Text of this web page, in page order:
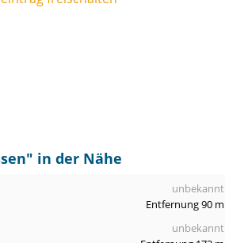
" in der Nähe
unbekannt
Entfernung 90 m
unbekannt